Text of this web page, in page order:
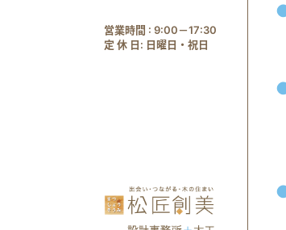
営業時間 : 9:00－17:30
定 休 日: 日曜日・祝日